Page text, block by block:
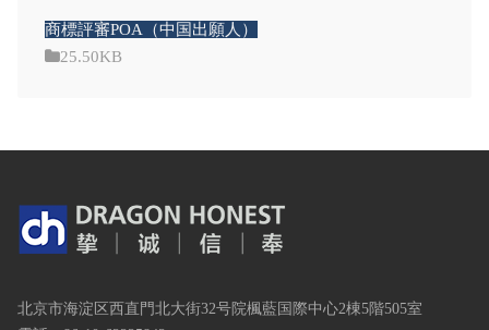
商標評審POA（中国出願人）
25.50KB
北京市海淀区西直門北大街32号院楓藍国際中心2棟5階505室